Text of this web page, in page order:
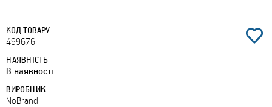
КОД ТОВАРУ
499676
НАЯВНІСТЬ
В наявності
ВИРОБНИК
NoBrand